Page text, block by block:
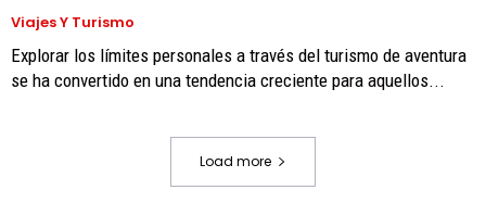
Viajes Y Turismo
Explorar los límites personales a través del turismo de aventura
se ha convertido en una tendencia creciente para aquellos...
Load more